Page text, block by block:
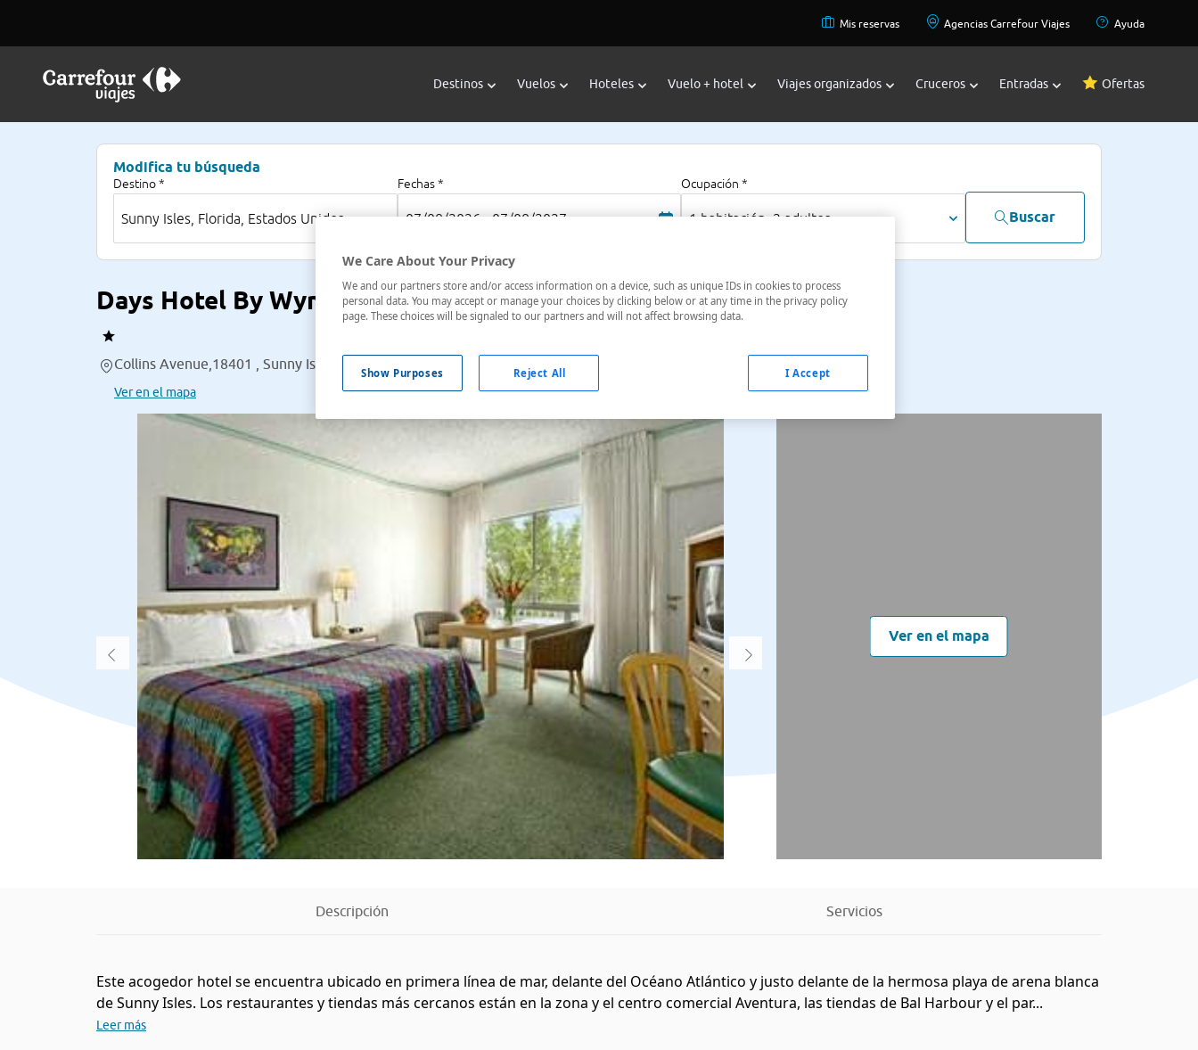
Mis reservas Agencias Carrefour Viajes Ayuda
Destinos Vuelos Hoteles Vuelo + hotel Viajes organizados Cruceros Entradas Ofertas
Modifica tu búsqueda
Destino * Fechas *
07/08/2026 - 07/08/2027
Ocupación *
1 habitación, 2 adultos Buscar
Days Hotel By Wyndham Thunderbird Beach Resort
Collins Avenue,18401 , Sunny Isles, Florida, Estados Unidos
Ver en el mapa
Ver en el mapa
Descripción Servicios
Este acogedor hotel se encuentra ubicado en primera línea de mar, delante del Océano Atlántico y justo delante de la hermosa playa de arena blanca
de Sunny Isles. Los restaurantes y tiendas más cercanos están en la zona y el centro comercial Aventura, las tiendas de Bal Harbour y el par...
Leer más
We Care About Your Privacy
We and our partners store and/or access information on a device, such as unique IDs in cookies to process
personal data. You may accept or manage your choices by clicking below or at any time in the privacy policy
page. These choices will be signaled to our partners and will not affect browsing data.
Show Purposes Reject All I Accept